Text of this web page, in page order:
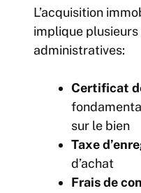
L’acquisition
implique
administratives:
Certificat
sur le bien
Taxe
d’achat
Frais de